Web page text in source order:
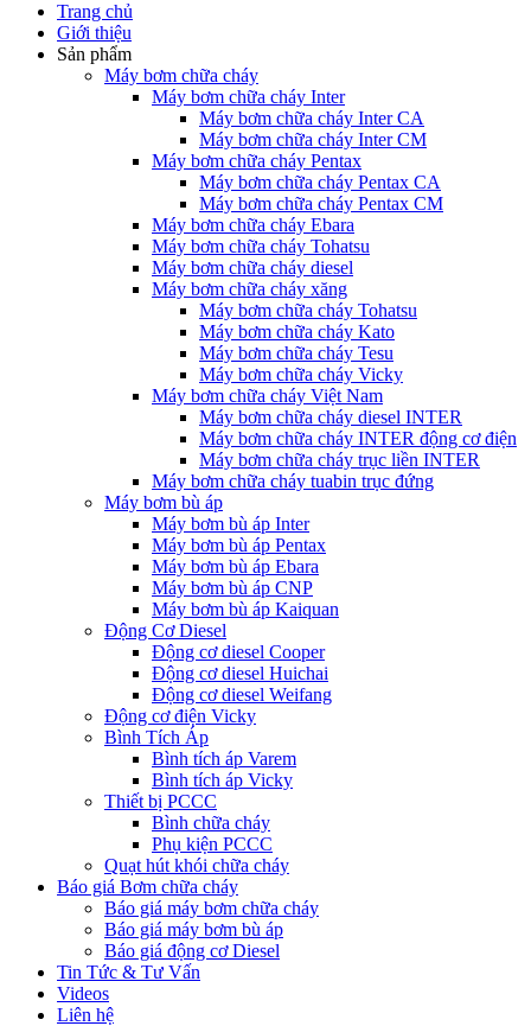
Trang chủ
Giới thiệu
Sản phẩm
Máy bơm chữa cháy
Máy bơm chữa cháy Inter
Máy bơm chữa cháy Inter CA
Máy bơm chữa cháy Inter CM
Máy bơm chữa cháy Pentax
Máy bơm chữa cháy Pentax CA
Máy bơm chữa cháy Pentax CM
Máy bơm chữa cháy Ebara
Máy bơm chữa cháy Tohatsu
Máy bơm chữa cháy diesel
Máy bơm chữa cháy xăng
Máy bơm chữa cháy Tohatsu
Máy bơm chữa cháy Kato
Máy bơm chữa cháy Tesu
Máy bơm chữa cháy Vicky
Máy bơm chữa cháy Việt Nam
Máy bơm chữa cháy diesel INTER
Máy bơm chữa cháy INTER động cơ điện
Máy bơm chữa cháy trục liền INTER
Máy bơm chữa cháy tuabin trục đứng
Máy bơm bù áp
Máy bơm bù áp Inter
Máy bơm bù áp Pentax
Máy bơm bù áp Ebara
Máy bơm bù áp CNP
Máy bơm bù áp Kaiquan
Động Cơ Diesel
Động cơ diesel Cooper
Động cơ diesel Huichai
Động cơ diesel Weifang
Động cơ điện Vicky
Bình Tích Áp
Bình tích áp Varem
Bình tích áp Vicky
Thiết bị PCCC
Bình chữa cháy
Phụ kiện PCCC
Quạt hút khói chữa cháy
Báo giá Bơm chữa cháy
Báo giá máy bơm chữa cháy
Báo giá máy bơm bù áp
Báo giá động cơ Diesel
Tin Tức & Tư Vấn
Videos
Liên hệ